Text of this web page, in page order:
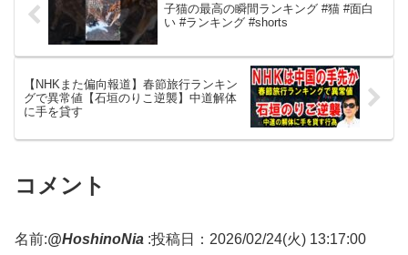
子猫の最高の瞬間ランキング #猫 #面白
い #ランキング #shorts
【NHKまた偏向報道】春節旅行ランキン
グで異常値【石垣のりこ逆襲】中道解体
に手を貸す
コメント
名前:@HoshinoNia :投稿日：2026/02/24(火) 13:17:00